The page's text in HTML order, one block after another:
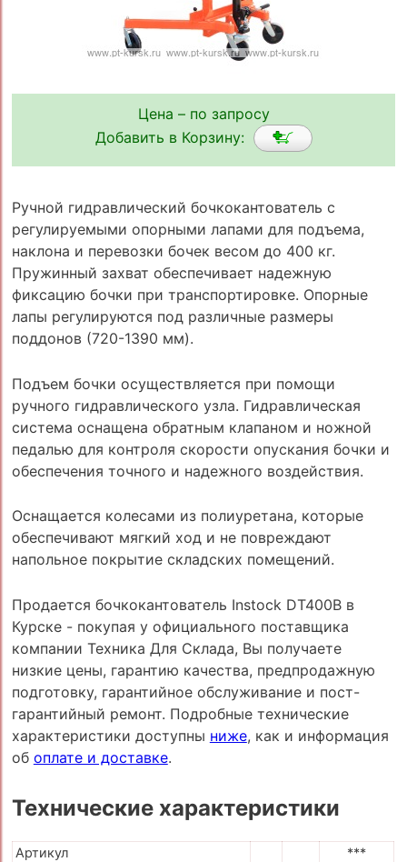
Цена – по запросу
Добавить в Корзину:
Ручной гидравлический бочкокантователь с
регулируемыми опорными лапами для подъема,
наклона и перевозки бочек весом до 400 кг.
Пружинный захват обеспечивает надежную
фиксацию бочки при транспортировке. Опорные
лапы регулируются под различные размеры
поддонов (720-1390 мм).
Подъем бочки осуществляется при помощи
ручного гидравлического узла. Гидравлическая
система оснащена обратным клапаном и ножной
педалью для контроля скорости опускания бочки и
обеспечения точного и надежного воздействия.
Оснащается колесами из полиуретана, которые
обеспечивают мягкий ход и не повреждают
напольное покрытие складских помещений.
Продается бочкокантователь Instock DT400B в
Курске - покупая у официального поставщика
компании Техника Для Склада, Вы получаете
низкие цены, гарантию качества, предпродажную
подготовку, гарантийное обслуживание и пост-
гарантийный ремонт. Подробные технические
характеристики доступны ниже, как и информация
об оплате и доставке.
Технические характеристики
Артикул
***